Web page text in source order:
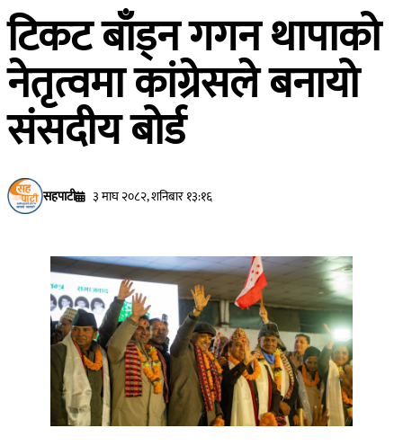
टिकट बाँड्न गगन थापाको
नेतृत्वमा कांग्रेसले बनायो
संसदीय बोर्ड
सहपाटी ३ माघ २०८२, शनिबार १३:१६